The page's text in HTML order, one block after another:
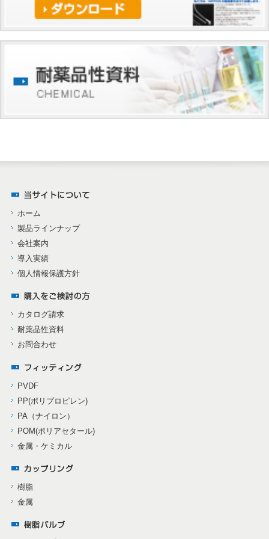
ホーム
製品ラインナップ
会社案内
導入実績
個人情報保護方針
カタログ請求
耐薬品性資料
お問合わせ
PVDF
PP(ポリプロピレン)
PA（ナイロン）
POM(ポリアセタール)
金属・ケミカル
樹脂
金属